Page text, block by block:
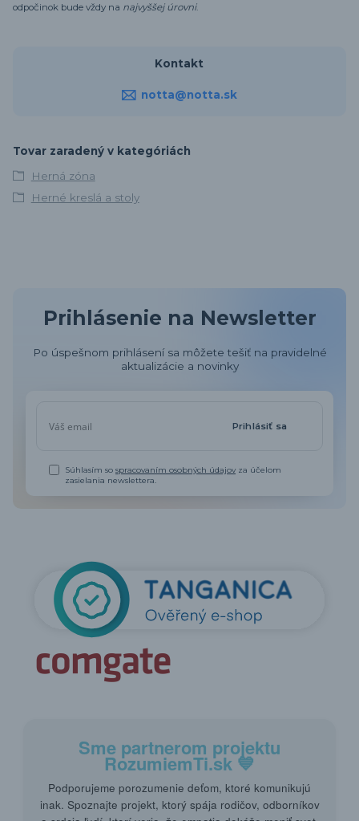
odpočinok bude vždy na najvyššej úrovni.
Kontakt
notta@notta.sk
Tovar zaradený v kategóriách
Herná zóna
Herné kreslá a stoly
Prihlásenie na Newsletter
Po úspešnom prihlásení sa môžete tešiť na pravidelné
aktualizácie a novinky
Prihlásiť sa
Súhlasím sospracovaním osobných údajov za účelom
zasielania newslettera.
Sme partnerom projektu
RozumiemTi.sk💙
Podporujeme porozumenie deťom, ktoré komunikujú
inak. Spoznajte projekt, ktorý spája rodičov, odborníkov